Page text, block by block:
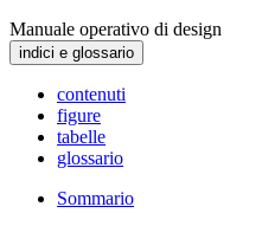
Manuale operativo di design
indici e glossario
contenuti
figure
tabelle
glossario
Sommario